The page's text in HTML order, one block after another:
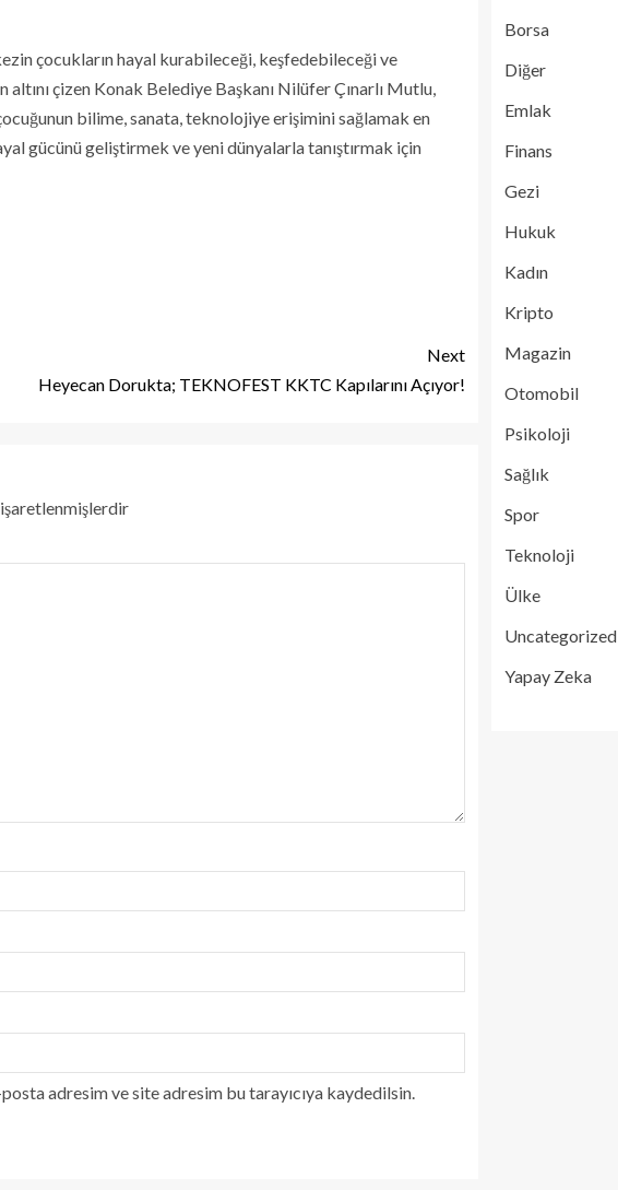
çocukların hayal kurabileceği, keşfedebileceği ve
çizen Konak Belediye Başkanı Nilüfer Çınarlı Mutlu,
çocuğunun bilime, sanata, teknolojiye erişimini sağlamak en
gücünü geliştirmek ve yeni dünyalarla tanıştırmak için
Next
Heyecan Dorukta; TEKNOFEST KKTC Kapılarını Açıyor!
adresim ve site adresim bu tarayıcıya kaydedilsin.
Borsa
Diğer
Emlak
Finans
Gezi
Hukuk
Kadın
Kripto
Magazin
Otomobil
Psikoloji
Sağlık
Spor
Teknoloji
Ülke
Uncategorized
Yapay Zeka